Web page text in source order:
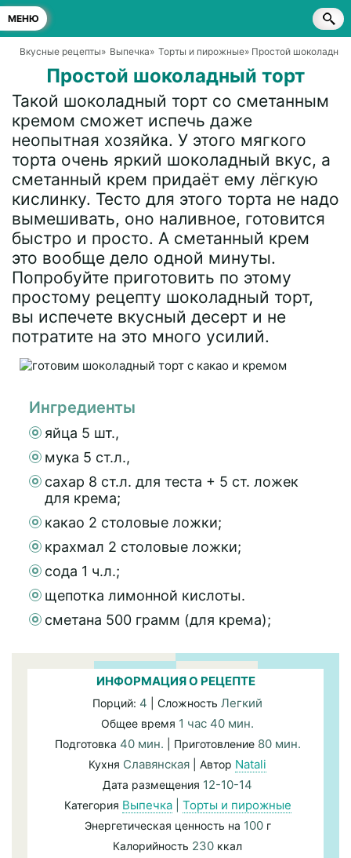
МЕНЮ
Вкусные рецепты» Выпечка» Торты и пирожные» Простой
Простой шоколадный торт
Такой шоколадный торт со сметанным
кремом сможет испечь даже
неопытная хозяйка. У этого мягкого
торта очень яркий шоколадный вкус, а
сметанный крем придаёт ему лёгкую
кислинку. Тесто для этого торта не надо
вымешивать, оно наливное, готовится
быстро и просто. А сметанный крем
это вообще дело одной минуты.
Попробуйте приготовить по этому
простому рецепту шоколадный торт,
вы испечете вкусный десерт и не
потратите на это много усилий.
Ингредиенты
яйца 5 шт.,
мука 5 ст.л.,
сахар 8 ст.л. для теста + 5 ст. ложек
для крема;
какао 2 столовые ложки;
крахмал 2 столовые ложки;
сода 1 ч.л.;
щепотка лимонной кислоты.
сметана 500 грамм (для крема);
ИНФОРМАЦИЯ О РЕЦЕПТЕ
Порций: 4 | Сложность Легкий
Общее время 1 час 40 мин.
Подготовка 40 мин. | Приготовление 80 мин.
Кухня Славянская | Автор Natali
Дата размещения 12-10-14
Категория Выпечка| Торты и пирожные
Энергетическая ценность на 100г
Калорийность 230 ккал